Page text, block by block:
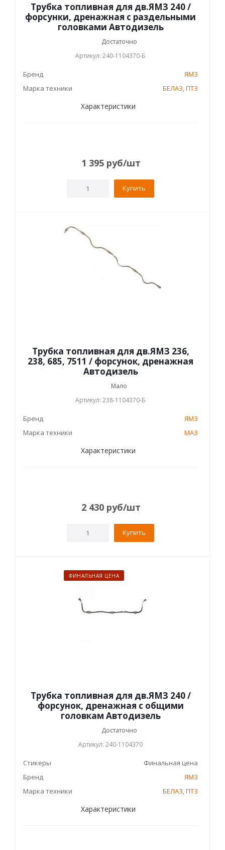
Трубка топливная для дв.ЯМЗ 240 /
форсунки, дренажная с раздельными
головками Автодизель
Достаточно
Артикул: 240-1104370-Б
Бренд
ЯМЗ
Марка техники
БЕЛАЗ,ПТЗ
Характеристики
1 395руб/шт
Купить
Трубка топливная для дв.ЯМЗ 236,
238, 685, 7511 / форсунок, дренажная
Автодизель
Мало
Артикул: 238-1104370-Б
Бренд
ЯМЗ
Марка техники
МАЗ
Характеристики
2 430руб/шт
Купить
ФИНАЛЬНАЯ ЦЕНА
Трубка топливная для дв.ЯМЗ 240 /
форсунок, дренажная с общими
головкам Автодизель
Достаточно
Артикул: 240-1104370
Стикеры
Финальная цена
Бренд
ЯМЗ
Марка техники
БЕЛАЗ,ПТЗ
Характеристики